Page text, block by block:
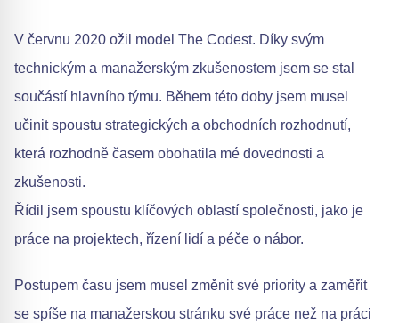
V červnu 2020 ožil model The Codest. Díky svým
technickým a manažerským zkušenostem jsem se stal
součástí hlavního týmu. Během této doby jsem musel
učinit spoustu strategických a obchodních rozhodnutí,
která rozhodně časem obohatila mé dovednosti a
zkušenosti.
Řídil jsem spoustu klíčových oblastí společnosti, jako je
práce na projektech, řízení lidí a péče o nábor.
Postupem času jsem musel změnit své priority a zaměřit
se spíše na manažerskou stránku své práce než na práci